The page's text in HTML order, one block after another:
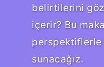
belirtilerini
içerir? Bu
perspektiflerle
sunacağız.